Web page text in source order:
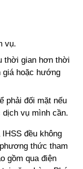
vụ.
thời gian hơn thời
giá hoặc hướng
phải đối mặt nếu
vụ mình cần.
đều không
thức tham
gồm qua điện